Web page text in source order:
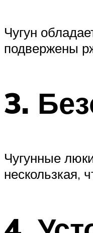
Чугун
подвержены
3.
Чугунные
нескользкая,